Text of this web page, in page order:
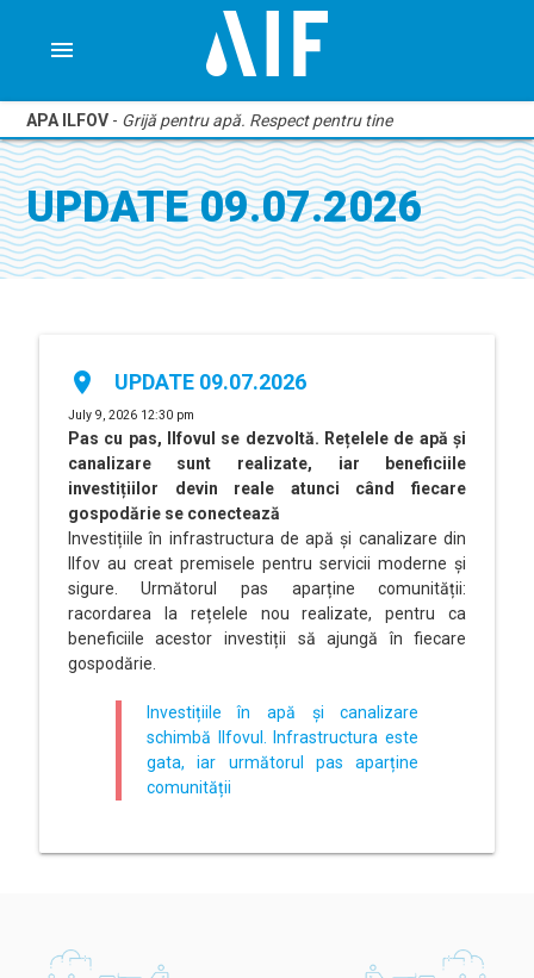
menu
APA ILFOV - Grijă pentru apă. Respect pentru tine
UPDATE 09.07.2026
place UPDATE 09.07.2026
July 9, 2026 12:30 pm
Pas cu pas, Ilfovul se dezvoltă. Rețelele de apă și
canalizare sunt realizate, iar beneficiile
investițiilor devin reale atunci când fiecare
gospodărie se conectează
Investițiile în infrastructura de apă și canalizare din
Ilfov au creat premisele pentru servicii moderne și
sigure. Următorul pas aparține comunității:
racordarea la rețelele nou realizate, pentru ca
beneficiile acestor investiții să ajungă în fiecare
gospodărie.
Investițiile în apă și canalizare
schimbă Ilfovul. Infrastructura este
gata, iar următorul pas aparține
comunității